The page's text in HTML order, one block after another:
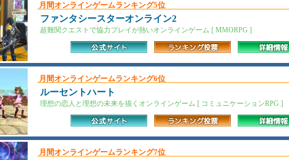
月間オンラインゲームランキング5位
ファンタシースターオンライン2
超難関クエストで協力プレイが熱いオンラインゲーム [ MMORPG ]
月間オンラインゲームランキング6位
ルーセントハート
理想の恋人と理想の未来を描くオンラインゲーム [ コミュニケーションRPG ]
月間オンラインゲームランキング7位